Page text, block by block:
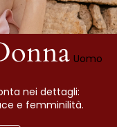
Uomo
nei dettagli:
e femminilità.